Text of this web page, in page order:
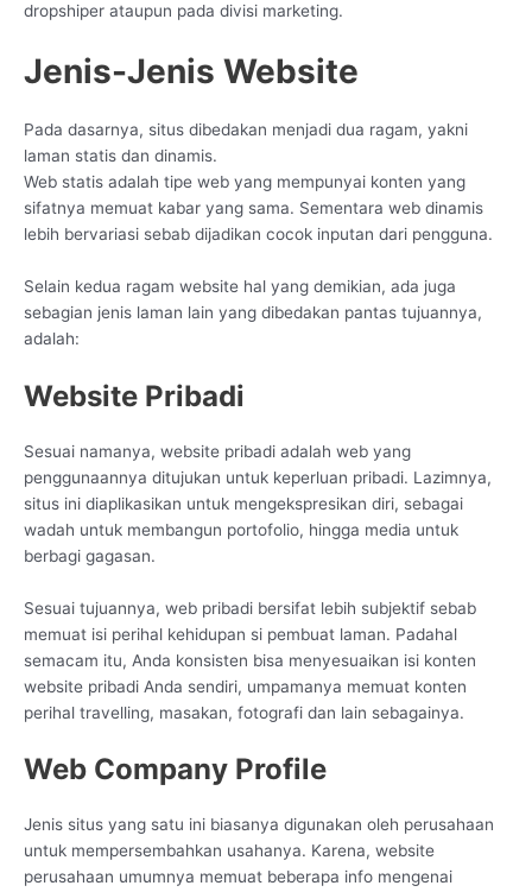
dropshiper ataupun pada divisi marketing.
Jenis-Jenis Website
Pada dasarnya, situs dibedakan menjadi dua ragam, yakni
laman statis dan dinamis.
Web statis adalah tipe web yang mempunyai konten yang
sifatnya memuat kabar yang sama. Sementara web dinamis
lebih bervariasi sebab dijadikan cocok inputan dari pengguna.
Selain kedua ragam website hal yang demikian, ada juga
sebagian jenis laman lain yang dibedakan pantas tujuannya,
adalah:
Website Pribadi
Sesuai namanya, website pribadi adalah web yang
penggunaannya ditujukan untuk keperluan pribadi. Lazimnya,
situs ini diaplikasikan untuk mengekspresikan diri, sebagai
wadah untuk membangun portofolio, hingga media untuk
berbagi gagasan.
Sesuai tujuannya, web pribadi bersifat lebih subjektif sebab
memuat isi perihal kehidupan si pembuat laman. Padahal
semacam itu, Anda konsisten bisa menyesuaikan isi konten
website pribadi Anda sendiri, umpamanya memuat konten
perihal travelling, masakan, fotografi dan lain sebagainya.
Web Company Profile
Jenis situs yang satu ini biasanya digunakan oleh perusahaan
untuk mempersembahkan usahanya. Karena, website
perusahaan umumnya memuat beberapa info mengenai